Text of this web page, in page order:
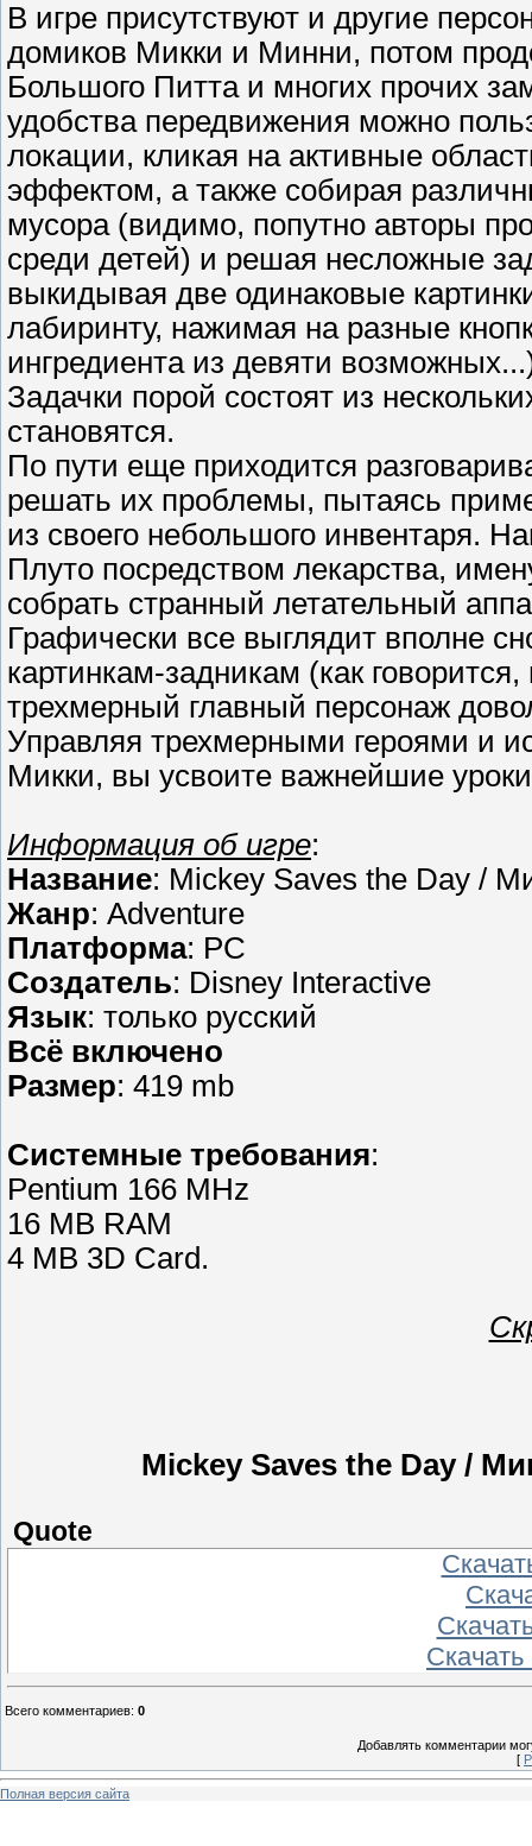
В игре присутствуют и другие
домиков Микки и Минни, потом
Большого Питта и многих прочих
удобства передвижения можно
локации, кликая на активные
эффектом, а также собирая
мусора (видимо, попутно авторы
среди детей) и решая несложные
выкидывая две одинаковые
лабиринту, нажимая на разные
ингредиента из девяти
Задачки порой состоят из
становятся.
По пути еще приходится
решать их проблемы, пытаясь
из своего небольшого инвентаря.
Плуто посредством лекарства,
собрать странный летательный
Графически все выглядит вполне
картинкам-задникам (как
трехмерный главный персонаж
Управляя трехмерными героями и
Микки, вы усвоите важнейшие
Информация об игре:
Название: Mickey Saves the Day /
Жанр: Adventure
Платформа: PC
Создатель: Disney Interactive
Язык: только русский
Всё включено
Размер: 419 mb
Cистемные требования:
Pentium 166 MHz
16 MB RAM
4 MB 3D Card.
Mickey Saves the Day /
Quote
Всего комментариев: 0
Добавлять комментарии
[
Полная версия сайта